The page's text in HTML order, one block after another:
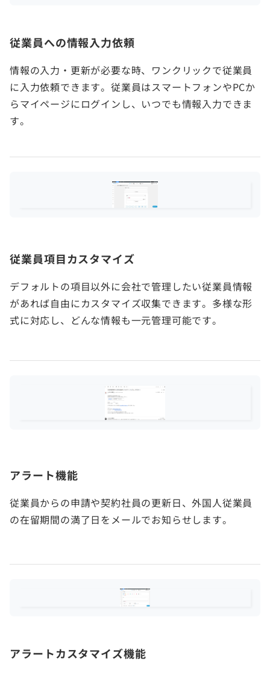
従業員への情報入力依頼
情報の入力・更新が必要な時、ワンクリックで従業員
に入力依頼できます。従業員はスマートフォンやPCか
らマイページにログインし、いつでも情報入力できま
す。
従業員項目カスタマイズ
デフォルトの項目以外に会社で管理したい従業員情報
があれば自由にカスタマイズ収集できます。多様な形
式に対応し、どんな情報も一元管理可能です。
アラート機能
従業員からの申請や契約社員の更新日、外国人従業員
の在留期間の満了日をメールでお知らせします。
アラートカスタマイズ機能